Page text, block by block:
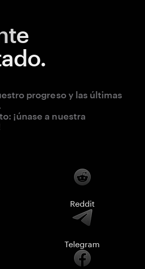
progreso y las últimas
¡únase a nuestra
Reddit
Telegram